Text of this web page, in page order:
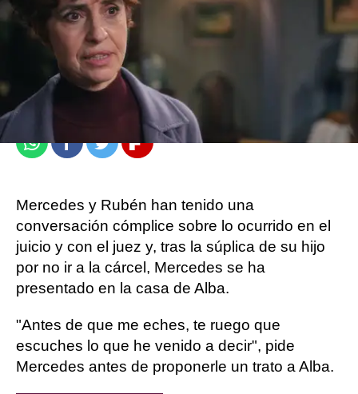
atresplayer
Madrid
Publicado: 06 de junio de 2021, 09:58
WhatsappFacebook
TwitterFlipboard
Mercedes y Rubén han tenido una
conversación cómplice sobre lo ocurrido en el
juicio y con el juez y, tras la súplica de su hijo
por no ir a la cárcel, Mercedes se ha
presentado en la casa de Alba.
"Antes de que me eches, te ruego que
escuches lo que he venido a decir", pide
Mercedes antes de proponerle un trato a Alba.